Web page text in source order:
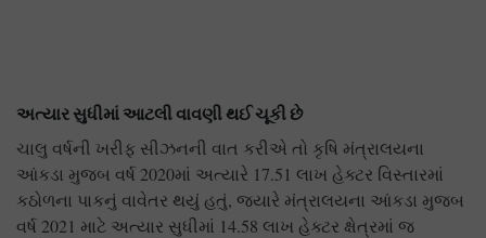
અત્યાર સુધીમાં આટલી વાવણી થઈ ચૂકી છે
ચાલુ વર્ષની ખરીફ સીઝનની વાત કરીએ તો કૃષિ મંત્રાલયના
આંકડા મુજબ વર્ષ 2020માં અત્યારે 17.51 ​​લાખ હેક્ટર વિસ્તારમાં
કઠોળના પાકનું વાવેતર થયું હતું, જ્યારે મંત્રાલયના આંકડા મુજબ
વર્ષ 2021 માટે અત્યાર સુધીમાં 14.58 લાખ હેક્ટર ક્ષેત્રમાં જ